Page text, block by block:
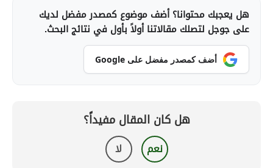
هل يعجبك محتوانا؟ أضف موضوع كمصدر مفضل لديك
على جوجل لتصلك مقالاتنا أولاً بأول في نتائج البحث.
أضف كمصدر مفضل على Google
هل كان المقال مفيداً؟
نعم لا